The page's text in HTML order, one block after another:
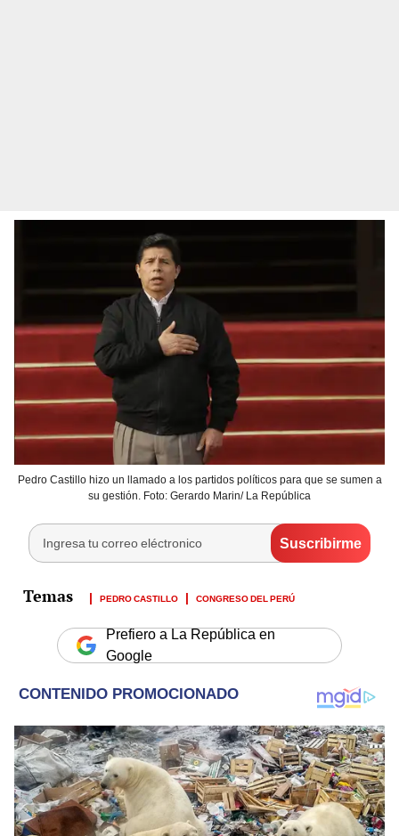
Pedro Castillo hizo un llamado a los partidos políticos para que se sumen a
su gestión. Foto: Gerardo Marin/ La República
PEDRO CASTILLO CONGRESO DEL PERÚ
Prefiero a La República en
Google